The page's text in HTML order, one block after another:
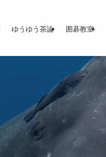
ゆうゆう茶論 囲碁教室